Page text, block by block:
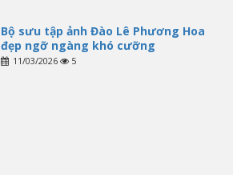
Bộ sưu tập ảnh Đào Lê Phương Hoa
đẹp ngỡ ngàng khó cưỡng
11/03/2026 5